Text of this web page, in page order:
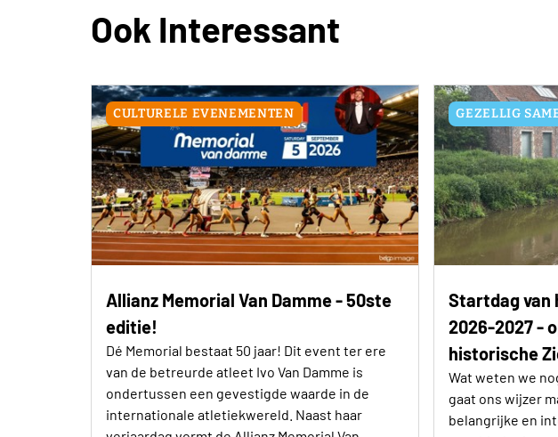
Ook Interessant
CULTURELE EVENEMENTEN
Allianz Memorial Van Damme - 50ste
editie!
Dé Memorial bestaat 50 jaar! Dit event ter ere
van de betreurde atleet Ivo Van Damme is
ondertussen een gevestigde waarde in de
internationale atletiekwereld. Naast haar
GEZELLIG
Startdag van
2026-2027 -
historische
Wat weten we
gaat ons wijzer
belangrijke en